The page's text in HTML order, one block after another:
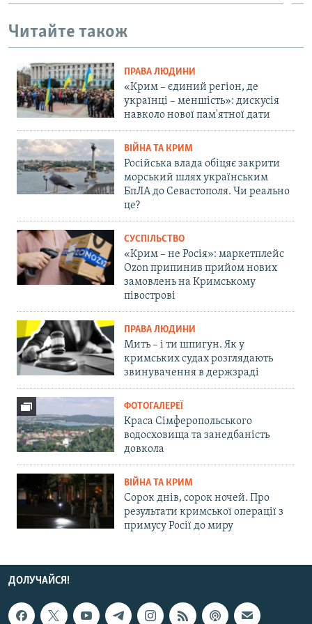
1080p
Читайте також
ПРАВА ЛЮДИНИ
«Крим – єдиний регіон, де
українці – меншість»: дискусія
навколо нової пам'ятної дати
ВІЙНА ТА КРИМ
Російська влада обіцяє закрити
морський шлях українським
БпЛА до Севастополя. Чи реально
це?
СУСПІЛЬСТВО
«Крим – не Росія»: маркетплейс
Ozon припинив прийом нових
замовлень на Кримському
півострові
ПРАВА ЛЮДИНИ
Мить – і ти шпигун. Як у
кримських судах розглядають
звинувачення в держзраді
ФОТОГАЛЕРЕЇ
Краса Сімферопольського
водосховища та занедбаність
довкола
ВІЙНА ТА КРИМ
Сорок днів, сорок ночей. Про
результати кримської операції з
примусу Росії до миру
ДОЛУЧАЙСЯ!